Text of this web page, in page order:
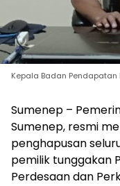
Kepala Badan Pendapatan
Sumenep –
Sumenep, resmi
penghapusan
pemilik tunggakan
Perdesaan dan